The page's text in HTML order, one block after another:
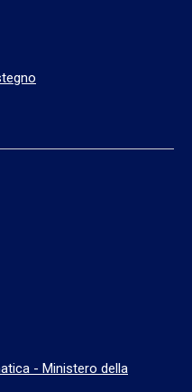
- Ministero della